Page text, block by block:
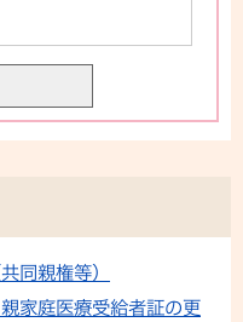
同親権等）
家庭医療受給者証の更